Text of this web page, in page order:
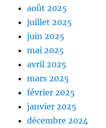
août 2025
juillet 2025
juin 2025
mai 2025
avril 2025
mars 2025
février 2025
janvier 2025
décembre 2024